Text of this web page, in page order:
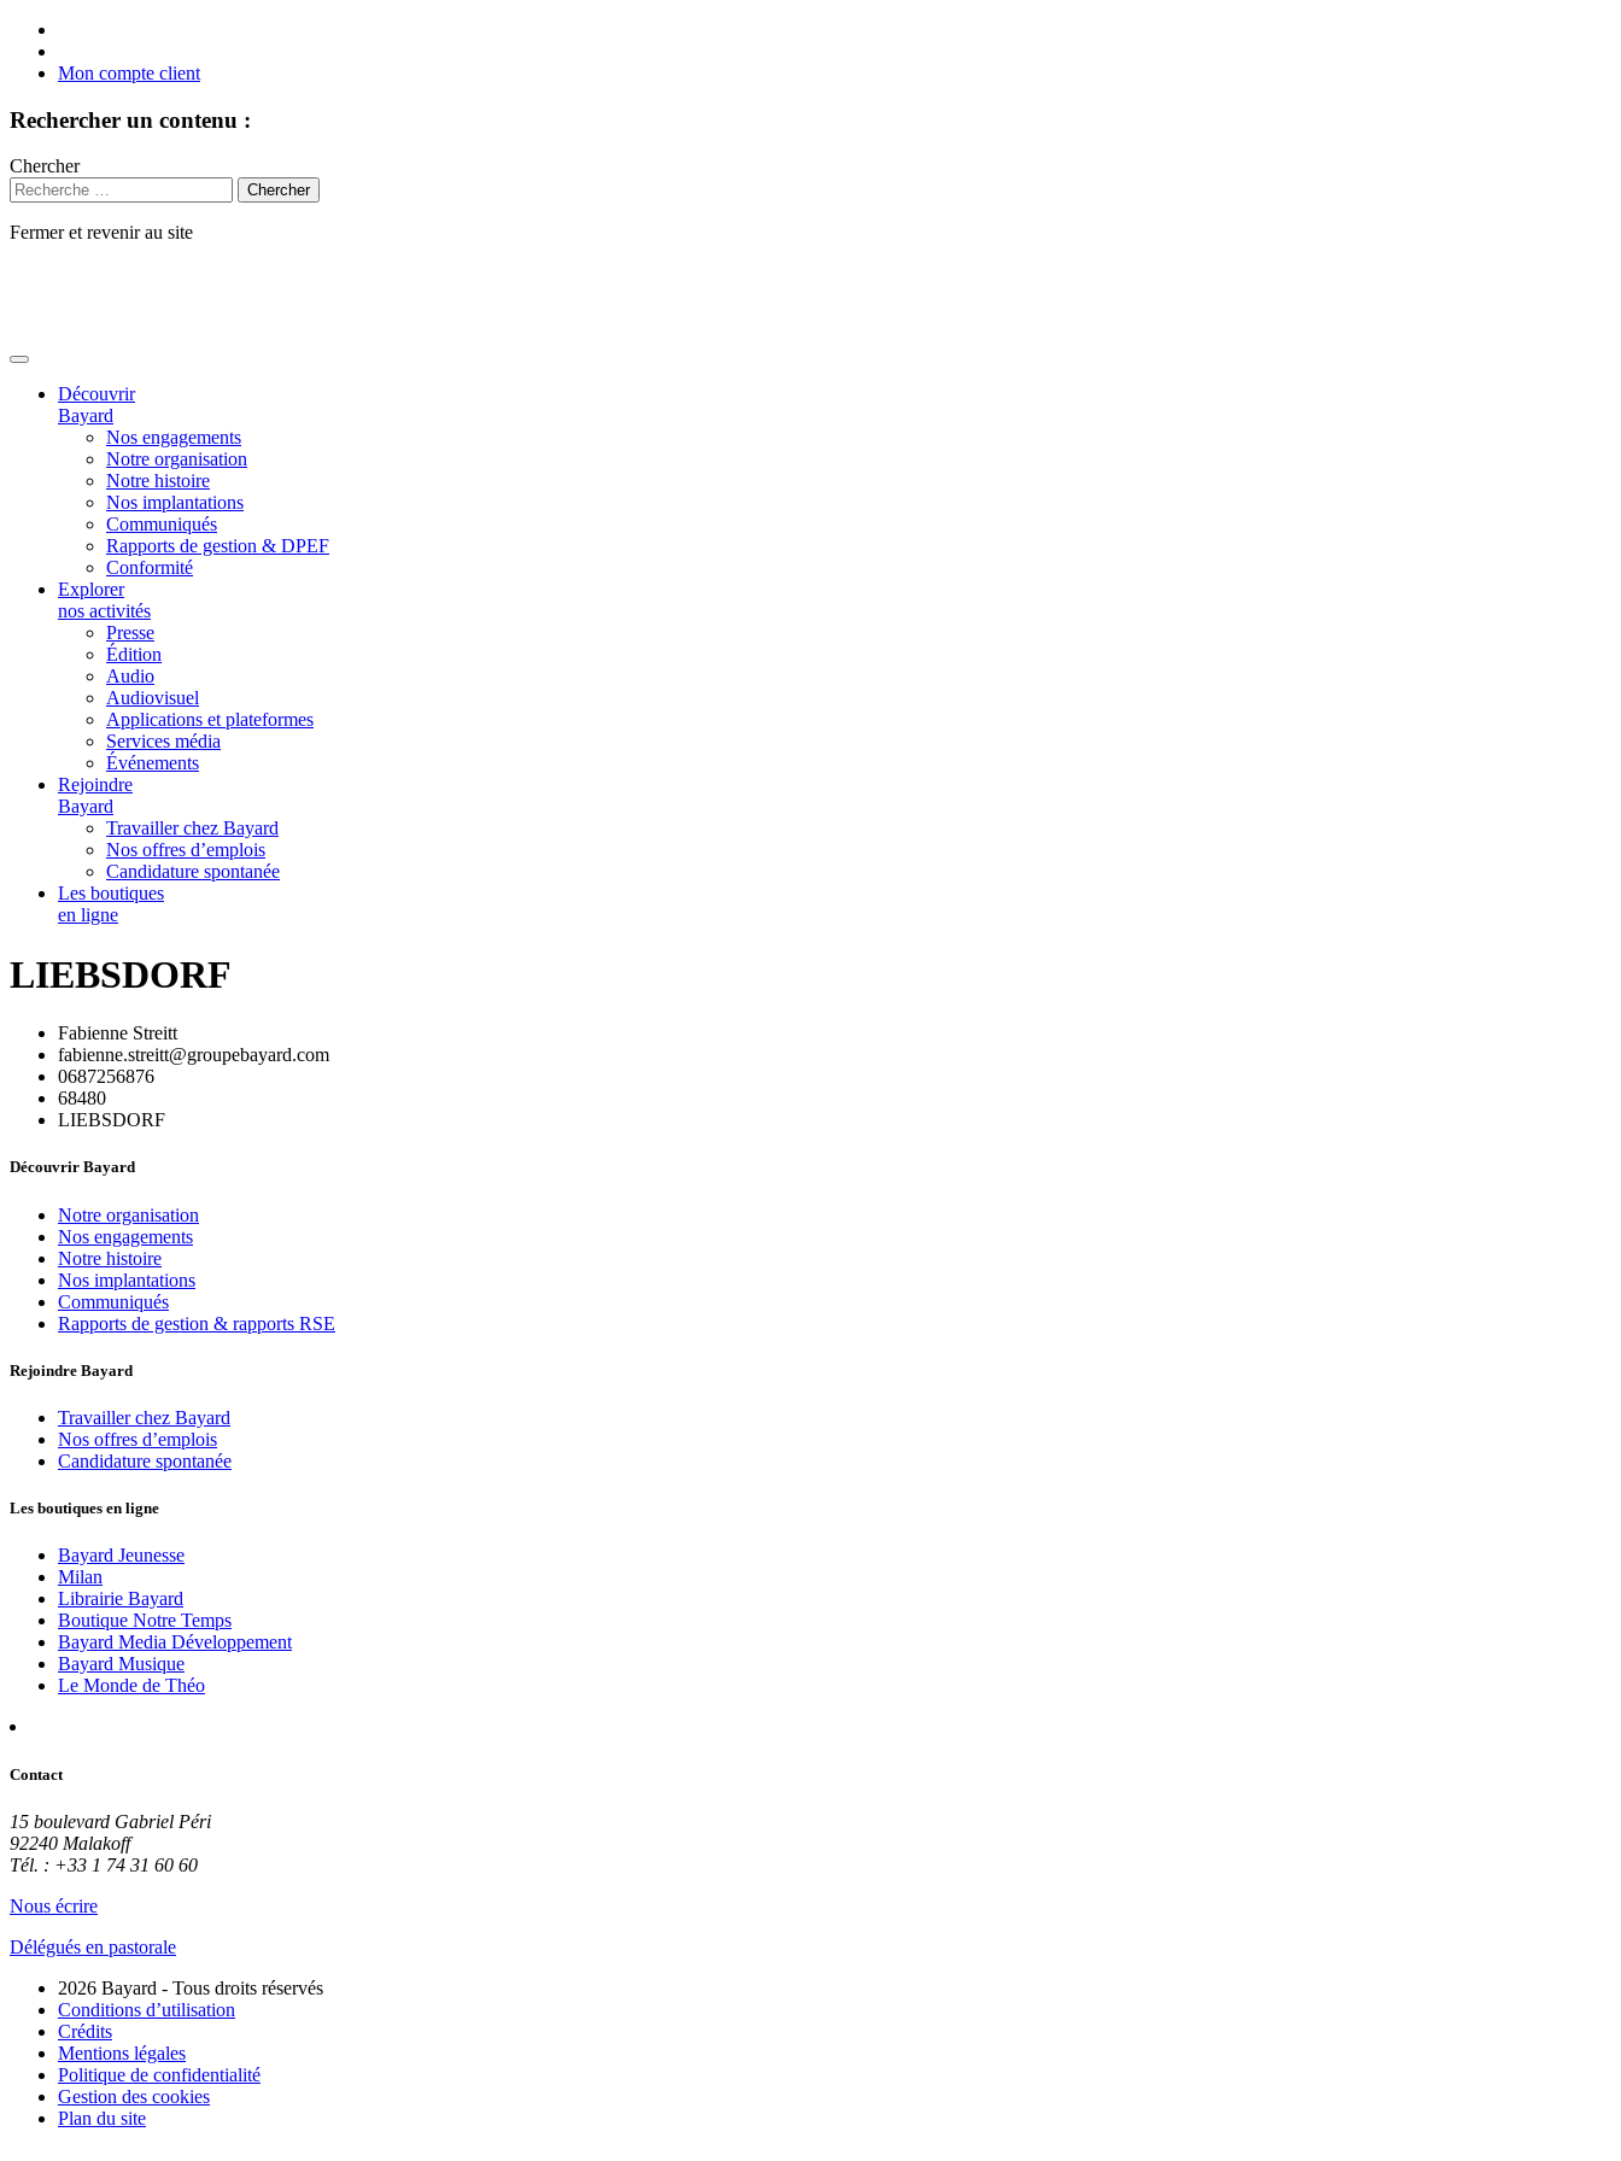
Mon compte client
Rechercher un contenu :
Chercher
Fermer et revenir au site
Découvrir
Bayard
Nos engagements
Notre organisation
Notre histoire
Nos implantations
Communiqués
Rapports de gestion & DPEF
Conformité
Explorer
nos activités
Presse
Édition
Audio
Audiovisuel
Applications et plateformes
Services média
Événements
Rejoindre
Bayard
Travailler chez Bayard
Nos offres d’emplois
Candidature spontanée
Les boutiques
en ligne
LIEBSDORF
Fabienne Streitt
fabienne.streitt@groupebayard.com
0687256876
68480
LIEBSDORF
Découvrir Bayard
Notre organisation
Nos engagements
Notre histoire
Nos implantations
Communiqués
Rapports de gestion & rapports RSE
Rejoindre Bayard
Travailler chez Bayard
Nos offres d’emplois
Candidature spontanée
Les boutiques en ligne
Bayard Jeunesse
Milan
Librairie Bayard
Boutique Notre Temps
Bayard Media Développement
Bayard Musique
Le Monde de Théo
Contact
15 boulevard Gabriel Péri
92240 Malakoff
Tél. : +33 1 74 31 60 60
Nous écrire
Délégués en pastorale
2026 Bayard - Tous droits réservés
Conditions d’utilisation
Crédits
Mentions légales
Politique de confidentialité
Gestion des cookies
Plan du site